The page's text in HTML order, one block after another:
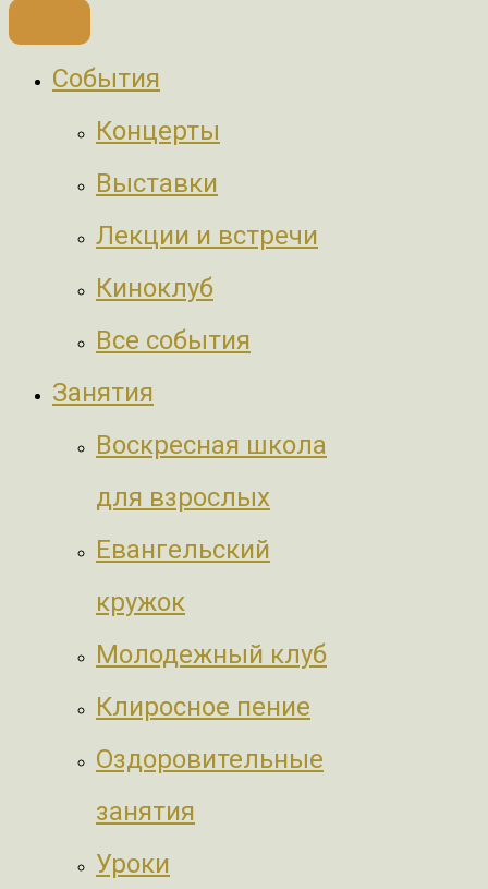
События
Концерты
Выставки
Лекции и встречи
Киноклуб
Все события
Занятия
Воскресная школа
для взрослых
Евангельский
кружок
Молодежный клуб
Клиросное пение
Оздоровительные
занятия
Уроки